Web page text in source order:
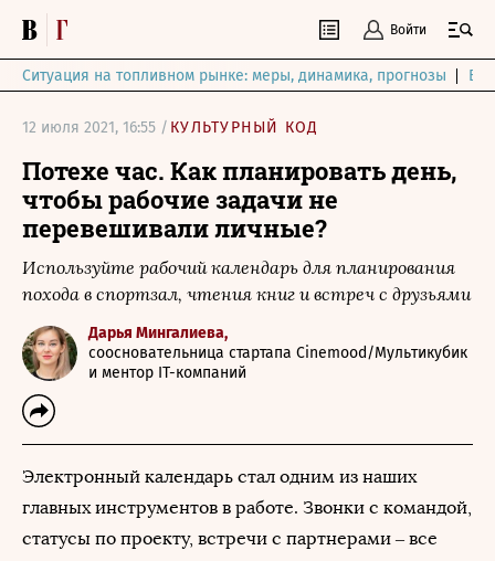
Войти
Ситуация на топливном рынке: меры, динамика, прогнозы
12 июля 2021, 16:55 / КУЛЬТУРНЫЙ КОД
Потехе час. Как планировать день,
чтобы рабочие задачи не
перевешивали личные?
Используйте рабочий календарь для планирования
похода в спортзал, чтения книг и встреч с друзьями
Дарья Мингалиева,
соосновательница стартапа Cinemood/Мультикубик
и ментор IT-компаний
Электронный календарь стал одним из наших
главных инструментов в работе. Звонки с командой,
статусы по проекту, встречи с партнерами – все